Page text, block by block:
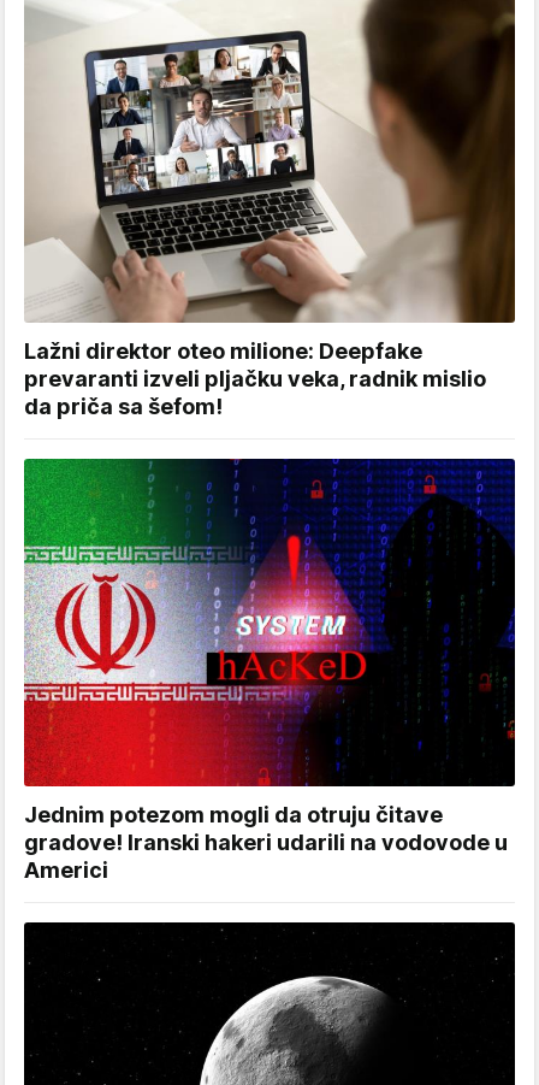
Lažni direktor oteo milione: Deepfake
prevaranti izveli pljačku veka, radnik mislio
da priča sa šefom!
Jednim potezom mogli da otruju čitave
gradove! Iranski hakeri udarili na vodovode u
Americi